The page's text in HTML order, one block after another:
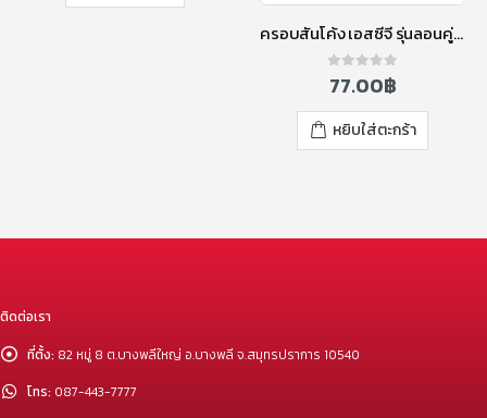
ครอบสันโค้ง เอสซีจี รุ่นลอนคู่ ไฮบริด สีน้ำเงินประกายมุก
out of 5
77.00฿
หยิบใส่ตะกร้า
ติดต่อเรา
ที่ตั้ง: 82 หมู่ 8 ต.บางพลีใหญ่ อ.บางพลี จ.สมุทรปราการ 10540
โทร: 087-443-7777